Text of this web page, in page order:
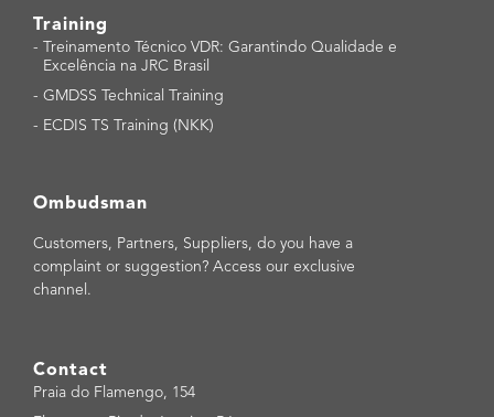
Training
-
Treinamento Técnico VDR: Garantindo Qualidade e
Excelência na JRC Brasil
- GMDSS Technical Training
- ECDIS TS Training (NKK)
Ombudsman
Customers, Partners, Suppliers, do you have a
complaint or suggestion? Access our exclusive
channel.
Contact
Praia do Flamengo, 154